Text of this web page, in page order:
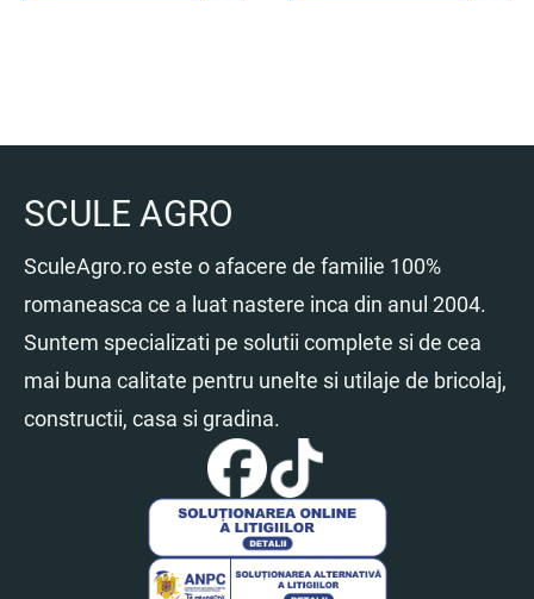
SCULE AGRO
SculeAgro.ro este o afacere de familie 100%
romaneasca ce a luat nastere inca din anul 2004.
Suntem specializati pe solutii complete si de cea
mai buna calitate pentru unelte si utilaje de bricolaj,
constructii, casa si gradina.